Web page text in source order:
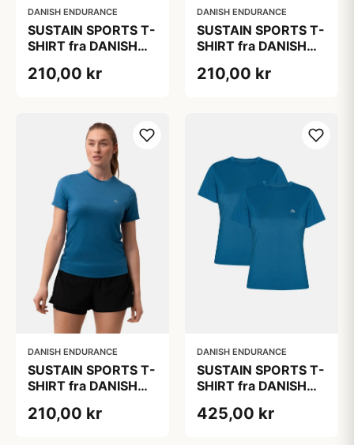
DANISH ENDURANCE
SUSTAIN SPORTS T-
SHIRT fra DANISH
Lyseblå, 1-Pak
210,00 kr
DANISH ENDURANCE
SUSTAIN SPORTS T-
SHIRT fra DANISH
Lyseblå, 1-Pak
210,00 kr
DANISH ENDURANCE
SUSTAIN SPORTS T-
SHIRT fra DANISH
Lyseblå, 1-Pak
210,00 kr
DANISH ENDURANCE
SUSTAIN SPORTS T-
SHIRT fra DANISH
Lyseblå, 2-Pak
425,00 kr